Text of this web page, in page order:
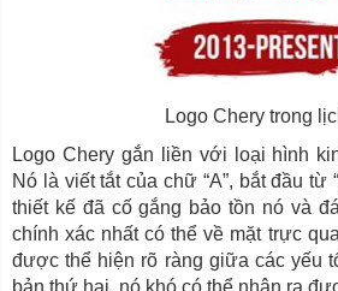
Logo Chery trong
Logo Chery gắn liền với loại hình
Nó là viết tắt của chữ “A”, bắt đầu từ
thiết kế đã cố gắng bảo tồn nó và
chính xác nhất có thể về mặt trực
được thể hiện rõ ràng giữa các yếu